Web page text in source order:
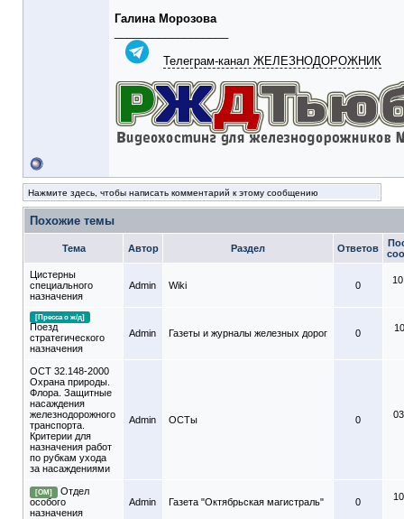
Галина Морозова
Телеграм-канал ЖЕЛЕЗНОДОРОЖНИК
Нажмите здесь, чтобы написать комментарий к этому сообщению
Похожие темы
Тема Автор Раздел Ответов
Цистерны
специального
назначения
Admin Wiki 0
[Пресса о ж/д]
Поезд
стратегического
назначения
Admin Газеты и журналы железных дорог 0
ОСТ 32.148-2000
Охрана природы.
Флора. Защитные
насаждения
железнодорожного
транспорта.
Критерии для
назначения работ
по рубкам ухода
за насаждениями
Admin ОСТы 0
[ОМ]
Отдел
особого
назначения
Admin Газета "Октябрьская магистраль" 0